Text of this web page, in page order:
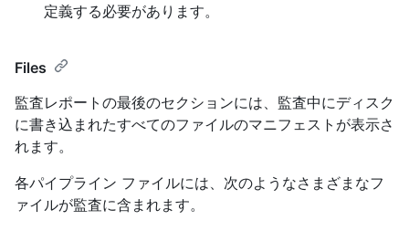
定義する必要があります。
Files
監査レポートの最後のセクションには、監査中にディスク
に書き込まれたすべてのファイルのマニフェストが表示さ
れます。
各パイプライン ファイルには、次のようなさまざまなフ
ァイルが監査に含まれます。